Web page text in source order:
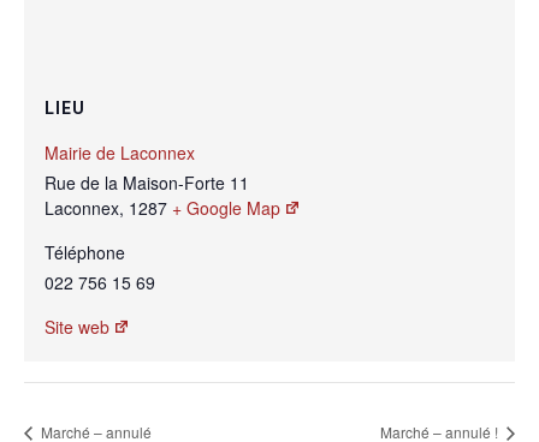
LIEU
Mairie de Laconnex
Rue de la Maison-Forte 11
Laconnex, 1287 + Google Map
Téléphone
022 756 15 69
Site web
Marché – annulé Marché – annulé !